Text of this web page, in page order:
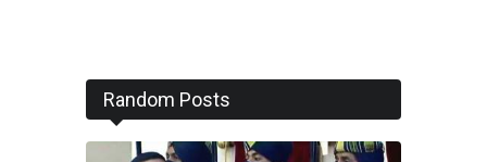
Random Posts